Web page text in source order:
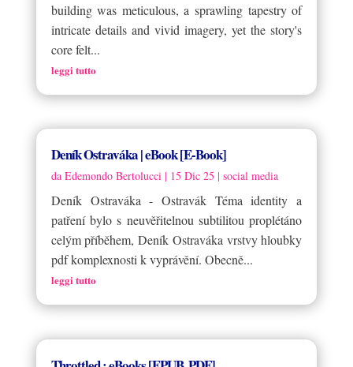
building was meticulous, a sprawling tapestry of
intricate details and vivid imagery, yet the story's
core felt...
leggi tutto
Deník Ostraváka | eBook [E-Book]
da Edemondo Bertolucci| 15 Dic 25 | social media
Deník Ostraváka - Ostravák Téma identity a
patření bylo s neuvěřitelnou subtilitou proplétáno
celým příběhem, Deník Ostraváka vrstvy hloubky
pdf komplexnosti k vyprávění. Obecně...
leggi tutto